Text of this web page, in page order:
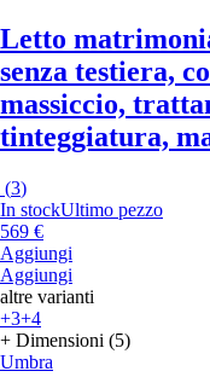
Letto
senza testiera,
massiccio,
tinteggiatura,
(3)
In stockUltimo pezzo
569 €
Aggiungi
Aggiungi
altre varianti
+3+4
+ Dimensioni (5)
Umbra